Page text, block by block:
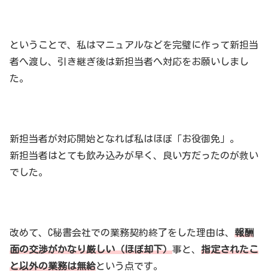
ということで、私はマニュアルなどを完璧に作って新担当
者へ渡し、引き継ぎ後は新担当者へ対応をお願いしまし
た。
新担当者が対応開始となれば私はほぼ「お役御免」。
新担当者はとても飲み込みが早く、良い方だったのが救い
でした。
改めて、C秘書会社での業務契約終了をした理由は、 報酬
面の交渉がかなり厳しい（ほぼ却下）事と、 指定されたこ
と以外の業務は無給という点です。